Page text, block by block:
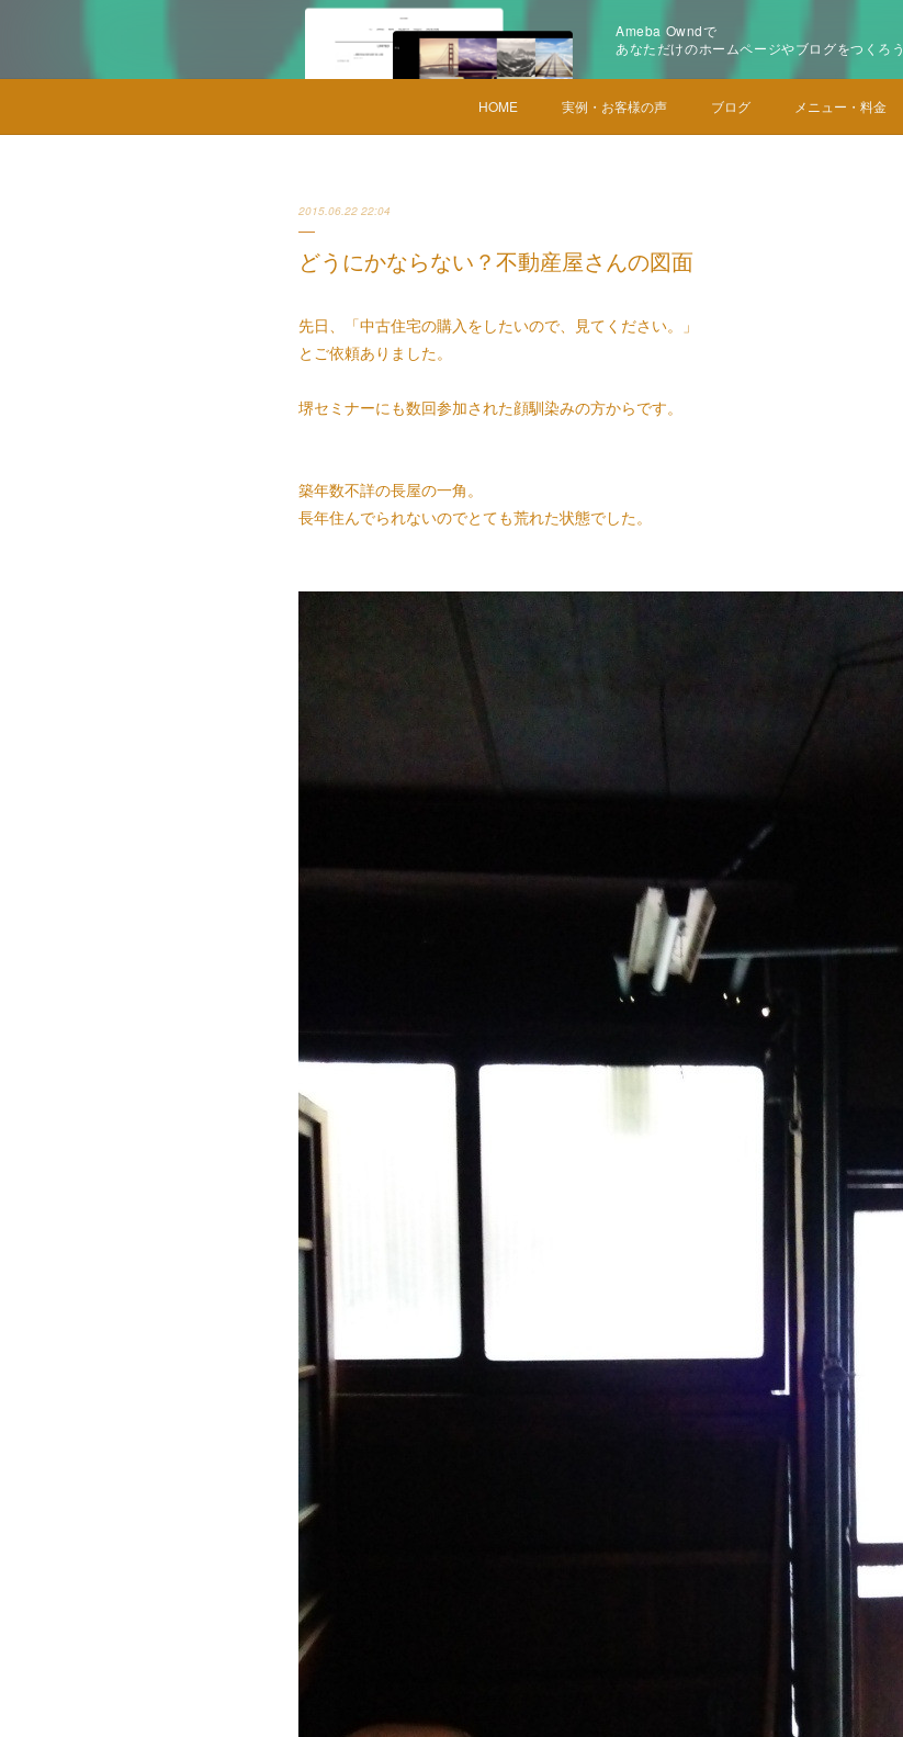
Ameba Owndで
あなただけのホームページやブログをつくろう
HOME 実例・お客様の声 ブログ メニュー・料金
2015.06.22 22:04
どうにかならない？不動産屋さんの図面
先日、「中古住宅の購入をしたいので、見てください。」
とご依頼ありました。
堺セミナーにも数回参加された顔馴染みの方からです。
築年数不詳の長屋の一角。
長年住んでられないのでとても荒れた状態でした。